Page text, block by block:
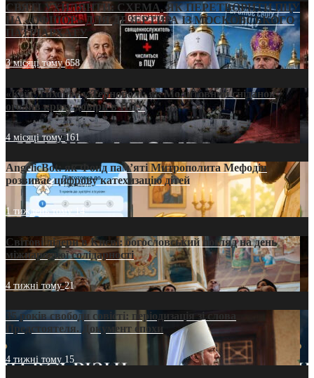
СВЯТІ УХИЛЯНТИ: СХЕМА, ЯК ПЕРЕТВОРИТИ ПЦУ
НА «ОФШОР» ДЛЯ ДЕЗЕРТИРА ІЗ МОСКОВСЬКОГО
ПАТРІАРХАТУ
3 місяці тому658
«Кейс Тихона» у Тернополі: як Молитовний сніданок
оголив кризу довіри в ПЦУ
4 місяці тому161
AngelicBot: як Фонд пам’яті Митрополита Мефодія
розвиває цифрову катехизацію дітей
1 тиждень тому14
Світові лідери в Києві: богословський погляд на день
міжнародної солідарності
4 тижні тому21
35 років свободи совісті: періодизація зі слова
Предстоятеля. Документ епохи
4 тижні тому 15